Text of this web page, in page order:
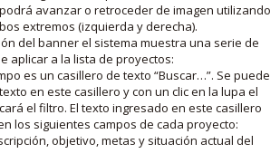
avanzar o retroceder de imagen utilizando
extremos (izquierda y derecha).
del banner el sistema muestra una serie de
aplicar a la lista de proyectos:
es un casillero de texto “Buscar…”. Se puede
en este casillero y con un clic en la lupa el
el filtro. El texto ingresado en este casillero
los siguientes campos de cada proyecto:
objetivo, metas y situación actual del